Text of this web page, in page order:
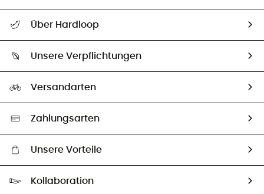
Größentabelle
Über Hardloop
Unsere Botschafter
Unsere Verpflichtungen
Auswahl an nachhaltigen Produkten
Versandarten
Zahlungsarten
Unsere Vorteile
Kollaboration